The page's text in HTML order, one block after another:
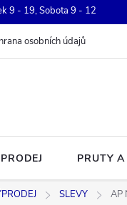
9 - 19, Sobota 9 - 12
osobních údajů
PRUTY
SLEVY AP